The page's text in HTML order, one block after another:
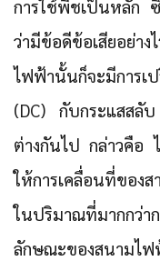
การใช้พืชเป็นหลัก
ว่ามีข้อดีข้อเสียอย่
ไฟฟ้านั้นก็จะมีการเ
(DC) กับกระแสสลั
ต่างกันไป กล่าวคือ
ให้การเคลื่อนที่ของ
ในปริมาณที่มากกว่า
ลักษณะของสนามไฟ